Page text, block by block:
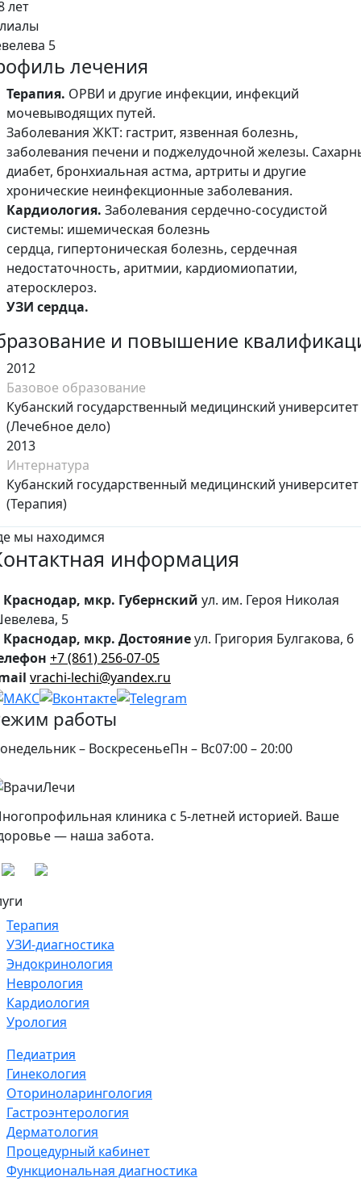
лет
5
лечения
Терапия. ОРВИ и другие инфекции, инфекций
мочевыводящих путей.
Заболевания ЖКТ: гастрит, язвенная болезнь,
заболевания печени и поджелудочной железы.
диабет, бронхиальная астма, артриты и другие
хронические неинфекционные заболевания.
Кардиология. Заболевания сердечно-сосудистой
системы: ишемическая болезнь
сердца, гипертоническая болезнь, сердечная
недостаточность, аритмии, кардиомиопатии,
атеросклероз.
УЗИ сердца.
и повышение
2012
Базовое образование
Кубанский государственный медицинский университет
(Лечебное дело)
2013
Интернатура
Кубанский государственный медицинский университет
(Терапия)
мы находимся
информация
Краснодар, мкр. Губернский ул. им. Героя Николая
5
Краснодар, мкр. Достояниеул. Григория Булгакова, 6
+7 (861) 256-07-05
vrachi-lechi@yandex.ru
работы
– ВоскресеньеПн – Вс07:00 – 20:00
клиника с 5-летней историей. Ваше
— наша забота.
Терапия
УЗИ-диагностика
Эндокринология
Неврология
Кардиология
Урология
Педиатрия
Гинекология
Оториноларингология
Гастроэнтерология
Дерматология
Процедурный кабинет
Функциональная диагностика